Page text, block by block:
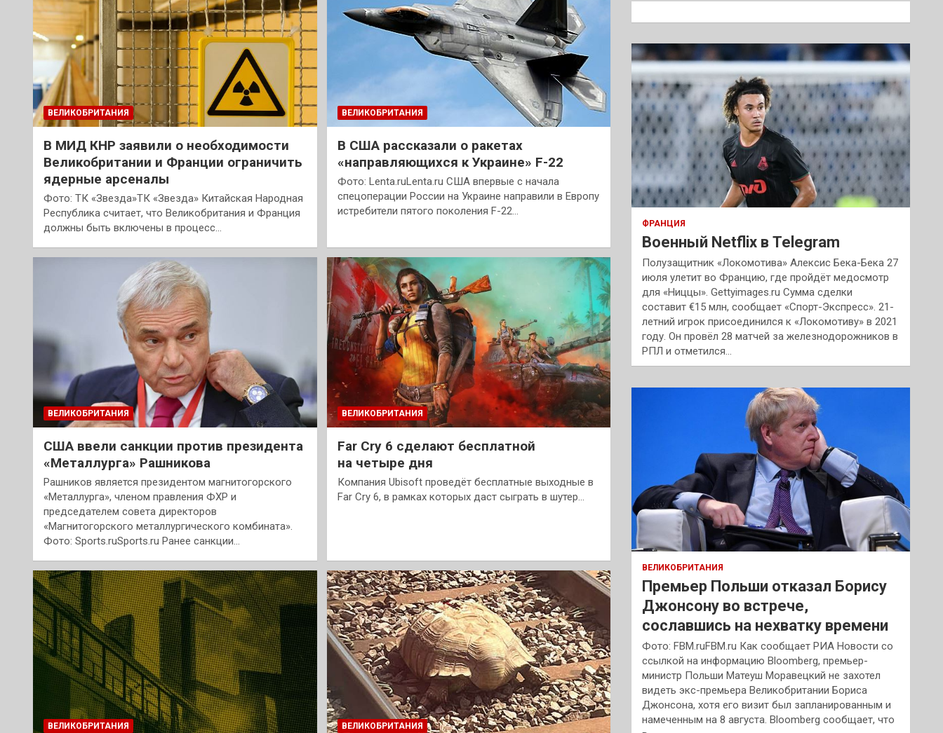
ВЕЛИКОБРИТАНИЯ
В МИД КНР заявили о необходимости
Великобритании и Франции ограничить
ядерные арсеналы
Фото: ТК «Звезда»ТК «Звезда» Китайская Народная
Республика считает, что Великобритания и Франция
должны быть включены в процесс…
ВЕЛИКОБРИТАНИЯ
В США рассказали о ракетах
«направляющихся к Украине» F-22
Фото: Lenta.ruLenta.ru США впервые с начала
спецоперации России на Украине направили в Европу
истребители пятого поколения F-22…
ВЕЛИКОБРИТАНИЯ
США ввели санкции против президента
«Металлурга» Рашникова
Рашников является президентом магнитогорского
«Металлурга», членом правления ФХР и
председателем совета директоров
«Магнитогорского металлургического комбината».
Фото: Sports.ruSports.ru Ранее санкции…
ВЕЛИКОБРИТАНИЯ
Far Cry 6 сделают бесплатной
на четыре дня
Компания Ubisoft проведёт бесплатные выходные в
Far Cry 6, в рамках которых даст сыграть в шутер…
ВЕЛИКОБРИТАНИЯ ВЕЛИКОБРИТАНИЯ
к
ФРАНЦИЯ
Военный Netflix в Telegram
Полузащитник «Локомотива» Алексис Бека-Бека 27
июля улетит во Францию, где пройдёт медосмотр
для «Ниццы». Gettyimages.ru Сумма сделки
составит €15 млн, сообщает «Спорт-Экспресс». 21-
летний игрок присоединился к «Локомотиву» в 2021
году. Он провёл 28 матчей за железнодорожников в
РПЛ и отметился…
ВЕЛИКОБРИТАНИЯ
Премьер Польши отказал Борису
Джонсону во встрече,
сославшись на нехватку времени
Фото: FBM.ruFBM.ru Как сообщает РИА Новости со
ссылкой на информацию Bloomberg, премьер-
министр Польши Матеуш Моравецкий не захотел
видеть экс-премьера Великобритании Бориса
Джонсона, хотя его визит был запланированным и
намеченным на 8 августа. Bloomberg сообщает, что